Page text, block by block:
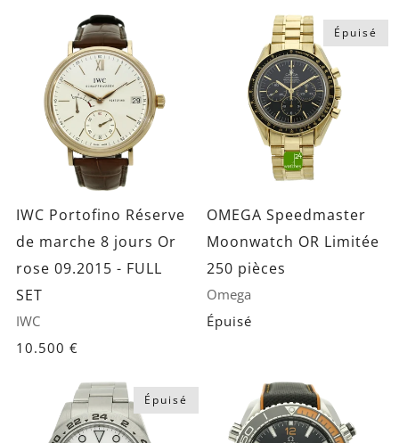
IWC Portofino Réserve
de marche 8 jours Or
rose 09.2015 - FULL
SET
IWC
10.500 €
Épuisé
OMEGA Speedmaster
Moonwatch OR Limitée
250 pièces
Omega
Épuisé
Épuisé